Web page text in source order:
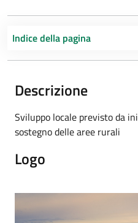
Indice della pagina
Descrizione
Sviluppo locale previsto da
sostegno delle aree rurali
Logo